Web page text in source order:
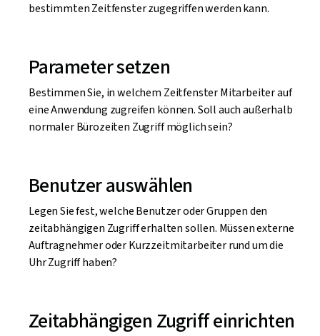
bestimmten Zeitfenster zugegriffen werden kann.
Parameter setzen
Bestimmen Sie, in welchem Zeitfenster Mitarbeiter auf
eine Anwendung zugreifen können. Soll auch außerhalb
normaler Bürozeiten Zugriff möglich sein?
Benutzer auswählen
Legen Sie fest, welche Benutzer oder Gruppen den
zeitabhängigen Zugriff erhalten sollen. Müssen externe
Auftragnehmer oder Kurzzeitmitarbeiter rund um die
Uhr Zugriff haben?
Zeitabhängigen Zugriff einrichten